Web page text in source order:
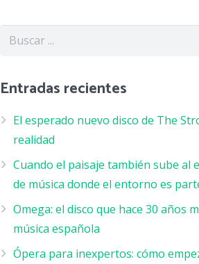
Entradas recientes
El esperado nuevo disco de The
realidad
Cuando el paisaje también sube al
de música donde el entorno es
Omega: el disco que hace 30 años
música española
Ópera para inexpertos: cómo